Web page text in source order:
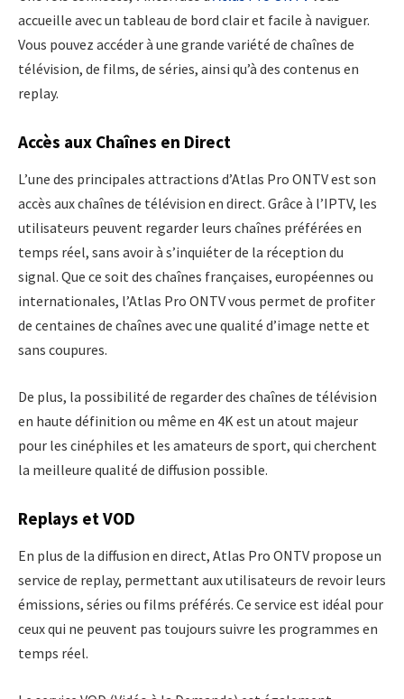
accueille avec un tableau de bord clair et facile à naviguer.
Vous pouvez accéder à une grande variété de chaînes de
télévision, de films, de séries, ainsi qu’à des contenus en
replay.
Accès aux Chaînes en Direct
L’une des principales attractions d’Atlas Pro ONTV est son
accès aux chaînes de télévision en direct. Grâce à l’IPTV, les
utilisateurs peuvent regarder leurs chaînes préférées en
temps réel, sans avoir à s’inquiéter de la réception du
signal. Que ce soit des chaînes françaises, européennes ou
internationales, l’Atlas Pro ONTV vous permet de profiter
de centaines de chaînes avec une qualité d’image nette et
sans coupures.
De plus, la possibilité de regarder des chaînes de télévision
en haute définition ou même en 4K est un atout majeur
pour les cinéphiles et les amateurs de sport, qui cherchent
la meilleure qualité de diffusion possible.
Replays et VOD
En plus de la diffusion en direct, Atlas Pro ONTV propose un
service de replay, permettant aux utilisateurs de revoir leurs
émissions, séries ou films préférés. Ce service est idéal pour
ceux qui ne peuvent pas toujours suivre les programmes en
temps réel.